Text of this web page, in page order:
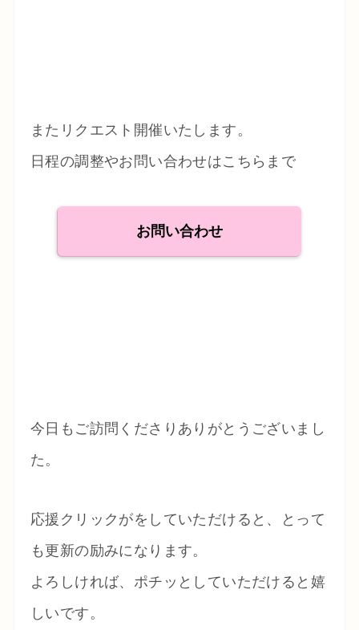
またリクエスト開催いたします。
日程の調整やお問い合わせはこちらまで
お問い合わせ
今日もご訪問くださりありがとうございまし
た。
応援クリックがをしていただけると、とって
も更新の励みになります。
よろしければ、ポチッとしていただけると嬉
しいです。